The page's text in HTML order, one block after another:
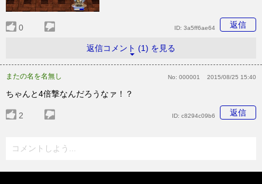
0 返信
ID: 3a5ff6ae64
返信コメント (1) を見る
またの名を名無し No: 000001 2015/08/25 15:40
ちゃんと4倍撃なんだろうなァ！？
2 返信
ID: c8294c09b6
コメントしよう...